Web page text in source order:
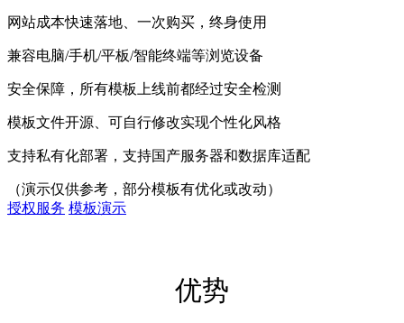
网站成本快速落地、一次购买，终身使用
兼容电脑/手机/平板/智能终端等浏览设备
安全保障，所有模板上线前都经过安全检测
模板文件开源、可自行修改实现个性化风格
支持私有化部署，支持国产服务器和数据库适配
（演示仅供参考，部分模板有优化或改动）
授权服务 模板演示
优势